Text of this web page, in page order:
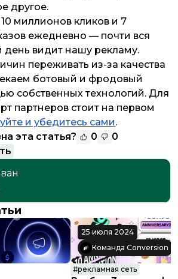
другое.
миллионов кликов и 7
ежедневно — почти вся
день видит нашу рекламу.
переживать из-за качества
ботовый и фродовый
собственных технологий. Для
партнеров стоит на первом
и убедитесь сами.
эта статья?
0
0
25 июля 2024
Команда Conversion
#рекламная сеть